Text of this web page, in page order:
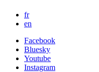
fr
en
Facebook
Bluesky
Youtube
Instagram